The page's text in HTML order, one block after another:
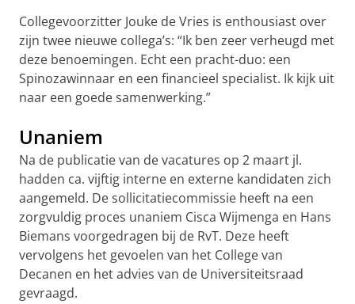
Collegevoorzitter Jouke de Vries is enthousiast over
zijn twee nieuwe collega’s: “Ik ben zeer verheugd met
deze benoemingen. Echt een pracht-duo: een
Spinozawinnaar en een financieel specialist. Ik kijk uit
naar een goede samenwerking.”
Unaniem
Na de publicatie van de vacatures op 2 maart jl.
hadden ca. vijftig interne en externe kandidaten zich
aangemeld. De sollicitatiecommissie heeft na een
zorgvuldig proces unaniem Cisca Wijmenga en Hans
Biemans voorgedragen bij de RvT. Deze heeft
vervolgens het gevoelen van het College van
Decanen en het advies van de Universiteitsraad
gevraagd.